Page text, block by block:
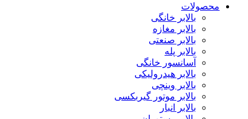
محصولات
بالابر خانگی
بالابر مغازه
بالابر صنعتی
بالابر پله
آسانسور خانگی
بالابر هیدرولیکی
بالابر وینچی
بالابر موتور گیربکسی
بالابر انبار